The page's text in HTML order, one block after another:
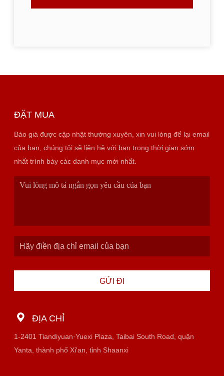
ĐẶT MUA
Báo giá được cập nhật thường xuyên, xin vui lòng để lại email
của bạn, chúng tôi sẽ liên hệ với bạn trong thời gian sớm
nhất trình bày các danh mục mới nhất.
GỬI ĐI
ĐỊA CHỈ
1-2401 Tiandiyuan·Yuexi Plaza, Taibai South Road, quận
Yanta, thành phố Xi'an, tỉnh Shaanxi